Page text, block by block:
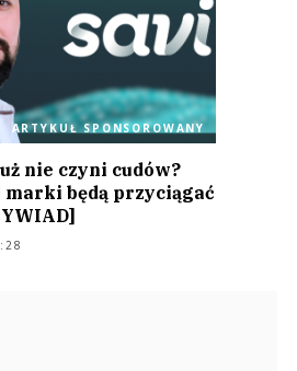
ARTYKUŁ SPONSOROWANY
nie czyni cudów?
marki będą przyciągać